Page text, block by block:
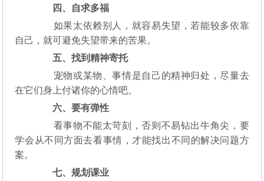
四、自求多福
如果太依赖别人，就容易失望，若能较多依靠
自己，就可避免失望带来的苦果。
五、找到精神寄托
宠物或某物、事情是自己的精神归处，尽量去
在它们身上付诸你的心情吧。
六、要有弹性
看事物不能太苛刻，否则不易钻出牛角尖，要
学会从不同方面去看事情，才能找出不同的解决问题方
案。
七、规划课业